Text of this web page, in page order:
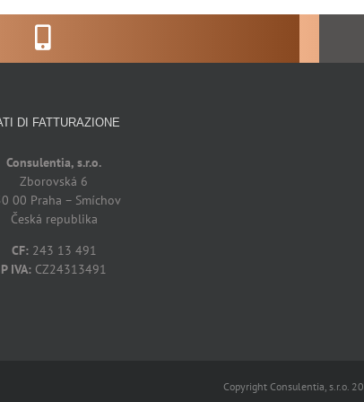
DI FATTURAZIONE
Consulentia, s.r.o.
Zborovská 6
00 Praha – Smíchov
Česká republika
CF:243 13 491
P IVA: CZ24313491
Copyright Consulentia, s.r.o.